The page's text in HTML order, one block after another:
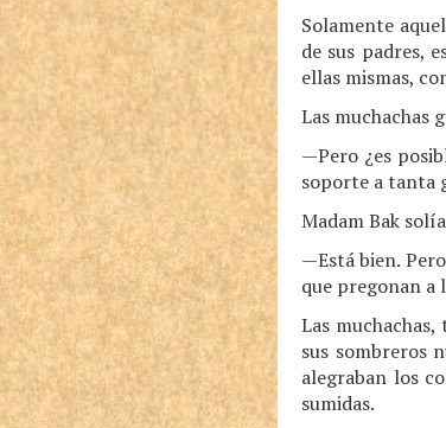
Solamente
de sus padres,
ellas mismas,
Las muchachas
—Pero ¿es
soporte a tanta
Madam Bak
—Está bien.
que pregonan a
Las
sus sombreros
alegraban los
sumidas.